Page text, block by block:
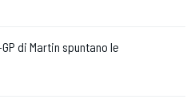
di Martin spuntano le